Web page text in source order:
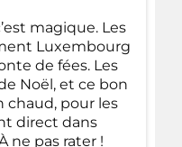
magique. Les
Luxembourg
de fées. Les
Noël, et ce bon
chaud, pour les
direct dans
ne pas rater !